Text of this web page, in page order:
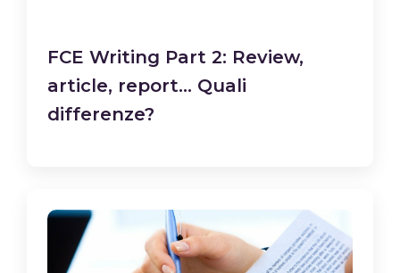
FCE Writing Part 2: Review,
article, report… Quali
differenze?